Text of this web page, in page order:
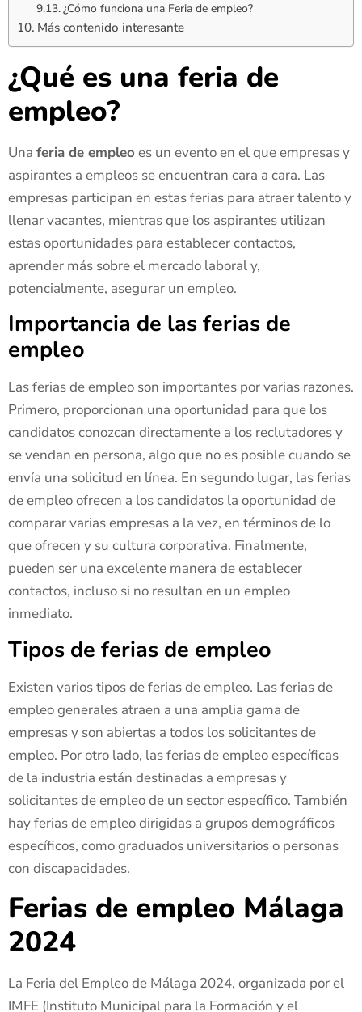
¿Cómo funciona una Feria de empleo?
Más contenido interesante
¿Qué es una feria de
empleo?
Una feria de empleo es un evento en el que empresas y
aspirantes a empleos se encuentran cara a cara. Las
empresas participan en estas ferias para atraer talento y
llenar vacantes, mientras que los aspirantes utilizan
estas oportunidades para establecer contactos,
aprender más sobre el mercado laboral y,
potencialmente, asegurar un empleo.
Importancia de las ferias de
empleo
Las ferias de empleo son importantes por varias razones.
Primero, proporcionan una oportunidad para que los
candidatos conozcan directamente a los reclutadores y
se vendan en persona, algo que no es posible cuando se
envía una solicitud en línea. En segundo lugar, las ferias
de empleo ofrecen a los candidatos la oportunidad de
comparar varias empresas a la vez, en términos de lo
que ofrecen y su cultura corporativa. Finalmente,
pueden ser una excelente manera de establecer
contactos, incluso si no resultan en un empleo
inmediato.
Tipos de ferias de empleo
Existen varios tipos de ferias de empleo. Las ferias de
empleo generales atraen a una amplia gama de
empresas y son abiertas a todos los solicitantes de
empleo. Por otro lado, las ferias de empleo específicas
de la industria están destinadas a empresas y
solicitantes de empleo de un sector específico. También
hay ferias de empleo dirigidas a grupos demográficos
específicos, como graduados universitarios o personas
con discapacidades.
Ferias de empleo Málaga
2024
La Feria del Empleo de Málaga 2024, organizada por el
IMFE (Instituto Municipal para la Formación y el